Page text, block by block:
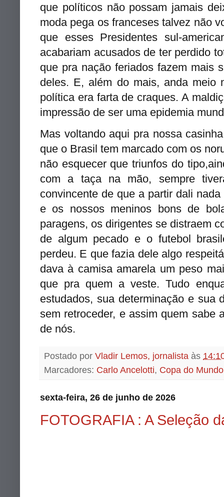
que políticos não possam jamais
moda pega os franceses talvez não
que esses Presidentes sul-
acabariam acusados de ter perdido
que pra nação feriados fazem mais
deles. E, além do mais, anda
política era farta de craques. A
impressão de ser uma epidemia
Mas voltando aqui pra nossa
que o Brasil tem marcado com os
não esquecer que triunfos do
com a taça na mão, sempre
convincente de que a partir dali
e os nossos meninos bons de
paragens, os dirigentes se distraem
de algum pecado e o futebol
perdeu. E que fazia dele algo
dava à camisa amarela um peso
que pra quem a veste. Tudo
estudados, sua determinação e sua
sem retroceder, e assim quem sabe
de nós.
Postado por Vladir Lemos, jornalista às
Marcadores: Carlo Ancelotti, Copa do Mundo
sexta-feira, 26 de junho de 2026
FOTOGRAFIA : A Seleção